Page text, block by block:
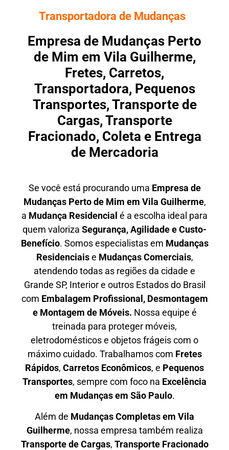
Transportadora de Mudanças
Empresa de Mudanças Perto
de Mim em Vila Guilherme,
Fretes, Carretos,
Transportadora, Pequenos
Transportes, Transporte de
Cargas, Transporte
Fracionado, Coleta e Entrega
de Mercadoria
Se você está procurando uma Empresa de
Mudanças Perto de Mim em Vila Guilherme,
a Mudança Residencial é a escolha ideal para
quem valoriza Segurança, Agilidade e Custo-
Benefício. Somos especialistas em Mudanças
Residenciaise Mudanças Comerciais,
atendendo todas as regiões da cidade e
Grande SP, Interior e outros Estados do Brasil
com Embalagem Profissional, Desmontagem
e Montagem de Móveis. Nossa equipe é
treinada para proteger móveis,
eletrodomésticos e objetos frágeis com o
máximo cuidado. Trabalhamos com Fretes
Rápidos, Carretos Econômicos, e Pequenos
Transportes, sempre com foco na Excelência
em Mudanças em São Paulo.
Além de Mudanças Completas em Vila
Guilherme, nossa empresa também realiza
Transporte de Cargas, Transporte Fracionado